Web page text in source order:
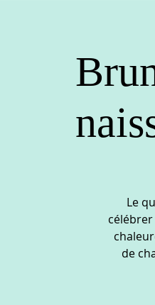
Le
célébrer
de